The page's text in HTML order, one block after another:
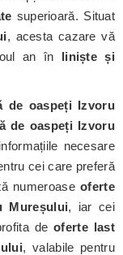
superioară. Situat
, acesta cazare vă
an în liniște și
de oaspeți Izvoru
de oaspeți Izvoru
necesare
cei care preferă
numeroaseoferte
Mureșului, iar cei
deoferte last
, valabile pentru